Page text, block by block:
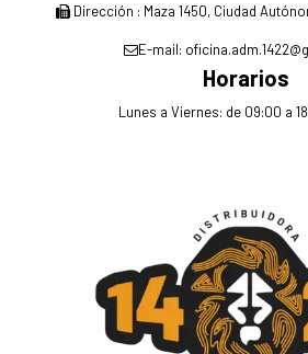
Dirección : Maza 1450, Ciudad
E-mail:
Horarios
Lunes a Viernes: de 09:00 a